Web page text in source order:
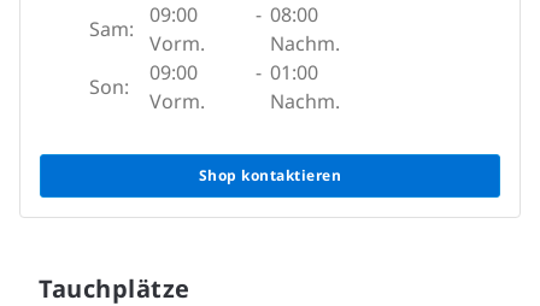
Sam:
09:00
Vorm.
- 08:00
Nachm.
Son:
09:00
Vorm.
- 01:00
Nachm.
Shop kontaktieren
Tauchplätze